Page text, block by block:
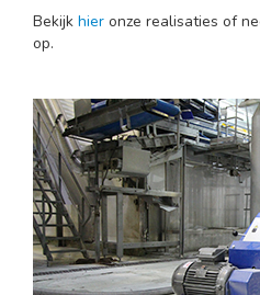
Bekijk hier onze realisaties of
op.